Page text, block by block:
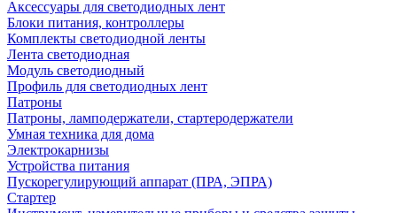
Аксессуары для светодиодных лент
Блоки питания, контроллеры
Комплекты светодиодной ленты
Лента светодиодная
Модуль светодиодный
Профиль для светодиодных лент
Патроны
Патроны, ламподержатели, стартеродержатели
Умная техника для дома
Электрокарнизы
Устройства питания
Пускорегулирующий аппарат (ПРА, ЭПРА)
Стартер